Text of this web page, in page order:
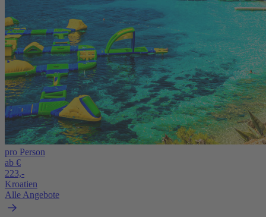
pro Person
ab €
223,-
Kroatien
Alle Angebote